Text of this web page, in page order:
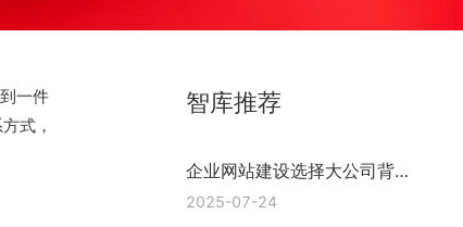
一件
式，
智库推荐
企业网站建设选择大公司背后
的逻辑 浙江格加
2025-07-24